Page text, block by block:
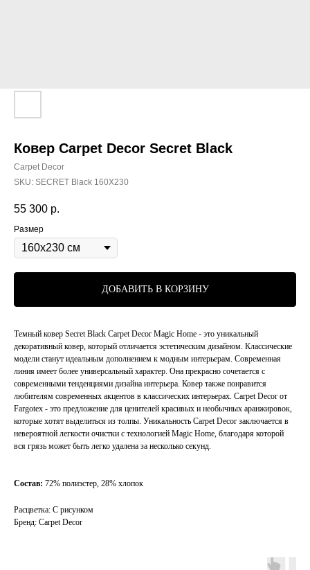
Ковер Carpet Decor Secret Black
Carpet Decor
SKU: SECRET Black 160X230
55 300 р.
Размер
ДОБАВИТЬ В КОРЗИНУ
Темный ковер Secret Black Carpet Decor Magic Home - это уникальный
декоративный ковер, который отличается эстетическим дизайном. Классические
модели станут идеальным дополнением к модным интерьерам. Современная
линия имеет более универсальный характер. Она прекрасно сочетается с
современными тенденциями дизайна интерьера. Ковер также понравится
любителям современных акцентов в классических интерьерах. Carpet Decor от
Fargotex - это предложение для ценителей красивых и необычных аранжировок,
которые хотят выделиться из толпы. Уникальность Carpet Decor заключается в
невероятной легкости очистки с технологией Magic Home, благодаря которой
вся грязь может быть легко удалена за несколько секунд.
Состав: 72% полиэстер, 28% хлопок
Расцветка: С рисунком
Бренд: Carpet Decor